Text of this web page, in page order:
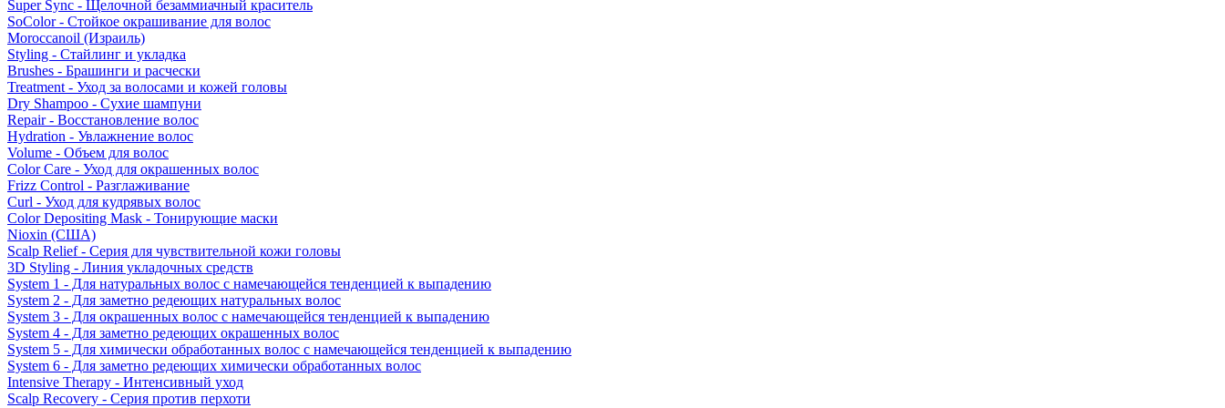
Super Sync - Щелочной безаммиачный краситель
SoColor - Стойкое окрашивание для волос
Moroccanoil (Израиль)
Styling - Стайлинг и укладка
Brushes - Брашинги и расчески
Treatment - Уход за волосами и кожей головы
Dry Shampoo - Сухие шампуни
Repair - Восстановление волос
Hydration - Увлажнение волос
Volume - Объем для волос
Color Care - Уход для окрашенных волос
Frizz Control - Разглаживание
Curl - Уход для кудрявых волос
Color Depositing Mask - Тонирующие маски
Nioxin (США)
Scalp Relief - Серия для чувствительной кожи головы
3D Styling - Линия укладочных средств
System 1 - Для натуральных волос с намечающейся тенденцией к выпадению
System 2 - Для заметно редеющих натуральных волос
System 3 - Для окрашенных волос с намечающейся тенденцией к выпадению
System 4 - Для заметно редеющих окрашенных волос
System 5 - Для химически обработанных волос с намечающейся тенденцией к выпадению
System 6 - Для заметно редеющих химически обработанных волос
Intensive Therapy - Интенсивный уход
Scalp Recovery - Серия против перхоти